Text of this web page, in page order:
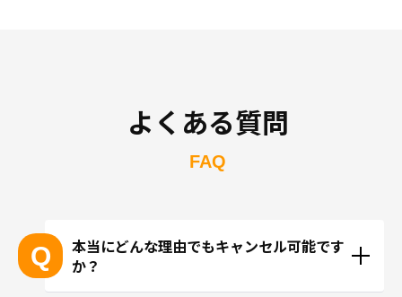
よくある質問
FAQ
Q
本当にどんな理由でもキャンセル可能です
か？